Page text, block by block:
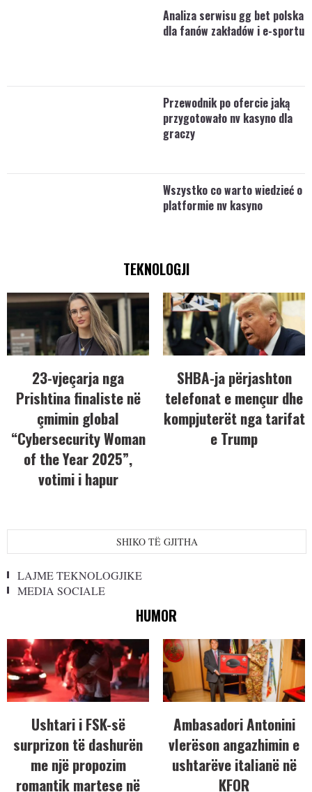
Analiza serwisu gg bet polska
dla fanów zakładów i e-sportu
Przewodnik po ofercie jaką
przygotowało nv kasyno dla
graczy
Wszystko co warto wiedzieć o
platformie nv kasyno
TEKNOLOGJI
23-vjeçarja nga
Prishtina finaliste në
çmimin global
“Cybersecurity Woman
of the Year 2025”,
votimi i hapur
SHBA-ja përjashton
telefonat e mençur dhe
kompjuterët nga tarifat
e Trump
SHIKO TË GJITHA
LAJME TEKNOLOGJIKE
MEDIA SOCIALE
HUMOR
Ushtari i FSK-së
surprizon të dashurën
me një propozim
romantik martese në
Ambasadori Antonini
vlerëson angazhimin e
ushtarëve italianë në
KFOR